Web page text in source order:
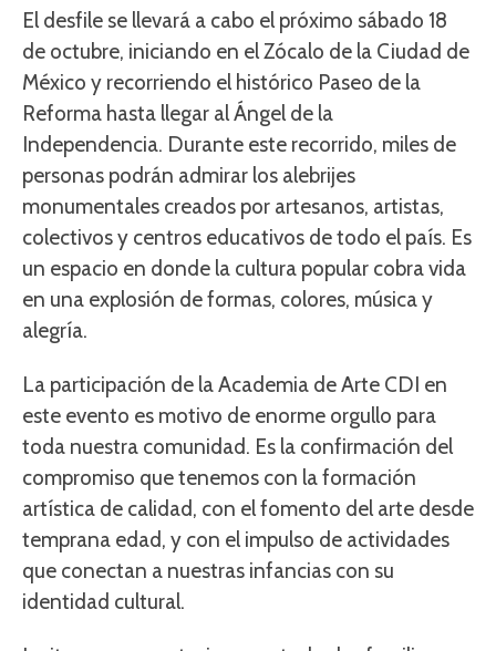
El desfile se llevará a cabo el próximo sábado 18
de octubre, iniciando en el Zócalo de la Ciudad de
México y recorriendo el histórico Paseo de la
Reforma hasta llegar al Ángel de la
Independencia. Durante este recorrido, miles de
personas podrán admirar los alebrijes
monumentales creados por artesanos, artistas,
colectivos y centros educativos de todo el país. Es
un espacio en donde la cultura popular cobra vida
en una explosión de formas, colores, música y
alegría.
La participación de la Academia de Arte CDI en
este evento es motivo de enorme orgullo para
toda nuestra comunidad. Es la confirmación del
compromiso que tenemos con la formación
artística de calidad, con el fomento del arte desde
temprana edad, y con el impulso de actividades
que conectan a nuestras infancias con su
identidad cultural.